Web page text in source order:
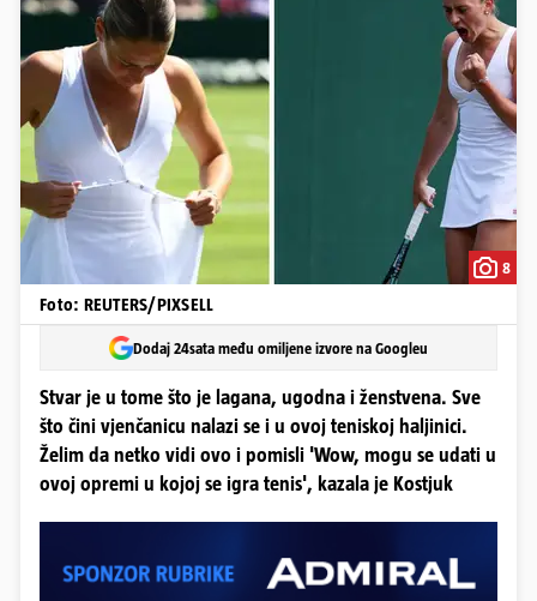
8
Foto: REUTERS/PIXSELL
Dodaj 24sata među omiljene izvore na Googleu
Stvar je u tome što je lagana, ugodna i ženstvena. Sve
što čini vjenčanicu nalazi se i u ovoj teniskoj haljinici.
Želim da netko vidi ovo i pomisli 'Wow, mogu se udati u
ovoj opremi u kojoj se igra tenis', kazala je Kostjuk